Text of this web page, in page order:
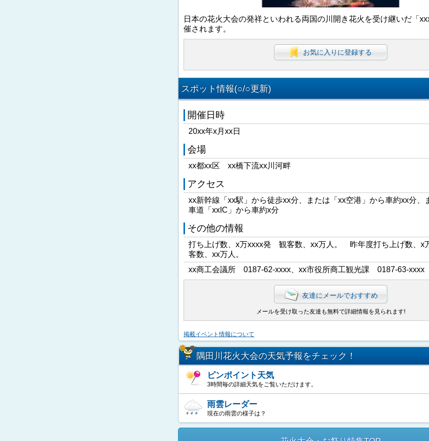
日本の花火大会の発祥といわれる両国の川開き花火を受け継いだ「
催されます。
お気に入りに登録する
スポット情報(○/○更新)
開催日時
20xx年x月xx日
会場
xx都xx区 xx橋下流xx川河畔
アクセス
xx新幹線「xx駅」から徒歩xx分、または「xx空港」から車約xx分、
車道「xxIC」から車約x分
その他の情報
打ち上げ数、x万xxxx発 観客数、xx万人。 昨年度打ち上げ数、
客数、xx万人。
xx商工会議所 0187-62-xxxx、xx市役所商工観光課 0187-63-xxxx
友達にメールでおすすめ
メールを受け取った友達も無料で詳細情報を見られます!
掲載イベント情報について
隅田川花火大会の天気予報をチェック！
ピンポイント天気
3時間毎の詳細天気をご覧いただけます。
雨雲レーダー
現在の雨雲の様子は？